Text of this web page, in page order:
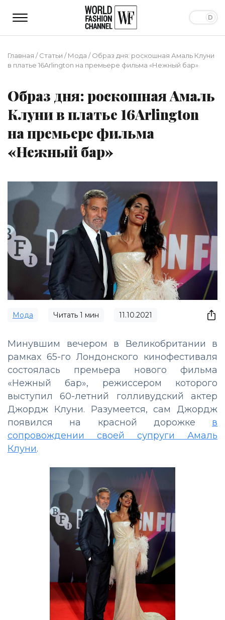
Главная /Статьи /Мода /Образ дня: роскошная Амаль Клуни
в платье 16Arlington на премьере фильма «Нежный бар»
Образ дня: роскошная Амаль
Клуни в платье 16Arlington
на премьере фильма
«Нежный бар»
Мода Читать 1 мин 11.10.2021
Минувшим вечером в Великобритании в
рамках 65-го Лондонского кинофестиваля
состоялась премьера нового фильма
«Нежный бар», режиссером которого
выступил 60-летний голливудский актер
Джордж Клуни. Разумеется, сам Джордж
появился на красной дорожке в
сопровождении своей супруги Амаль
Клуни.